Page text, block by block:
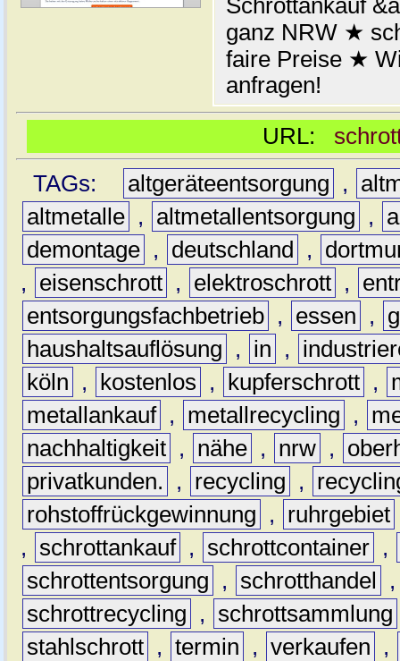
Schrottankauf
ganz NRW ★
faire Preise ★
anfragen!
URL:
TAGs:
altgeräteentsorgung ,
altmetalle , altmetallentsorgung ,
demontage , deutschland ,
,
eisenschrott , elektroschrott ,
entsorgungsfachbetrieb , essen ,
haushaltsauflösung
, in ,
köln
, kostenlos , kupferschrott ,
metallankauf , metallrecycling ,
nachhaltigkeit , nähe , nrw ,
privatkunden.
, recycling ,
rohstoffrückgewinnung
, ruhrgebiet
,
schrottankauf , schrottcontainer ,
schrottentsorgung
, schrotthandel
schrottrecycling
, schrottsammlung
stahlschrott , termin , verkaufen
,